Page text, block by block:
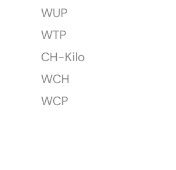
WUP
WTP
CH-Kilo
WCH
WCP